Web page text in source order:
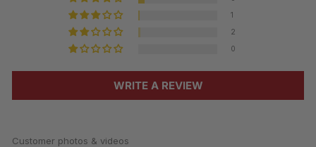
1
2
0
WRITE A REVIEW
Customer photos & videos